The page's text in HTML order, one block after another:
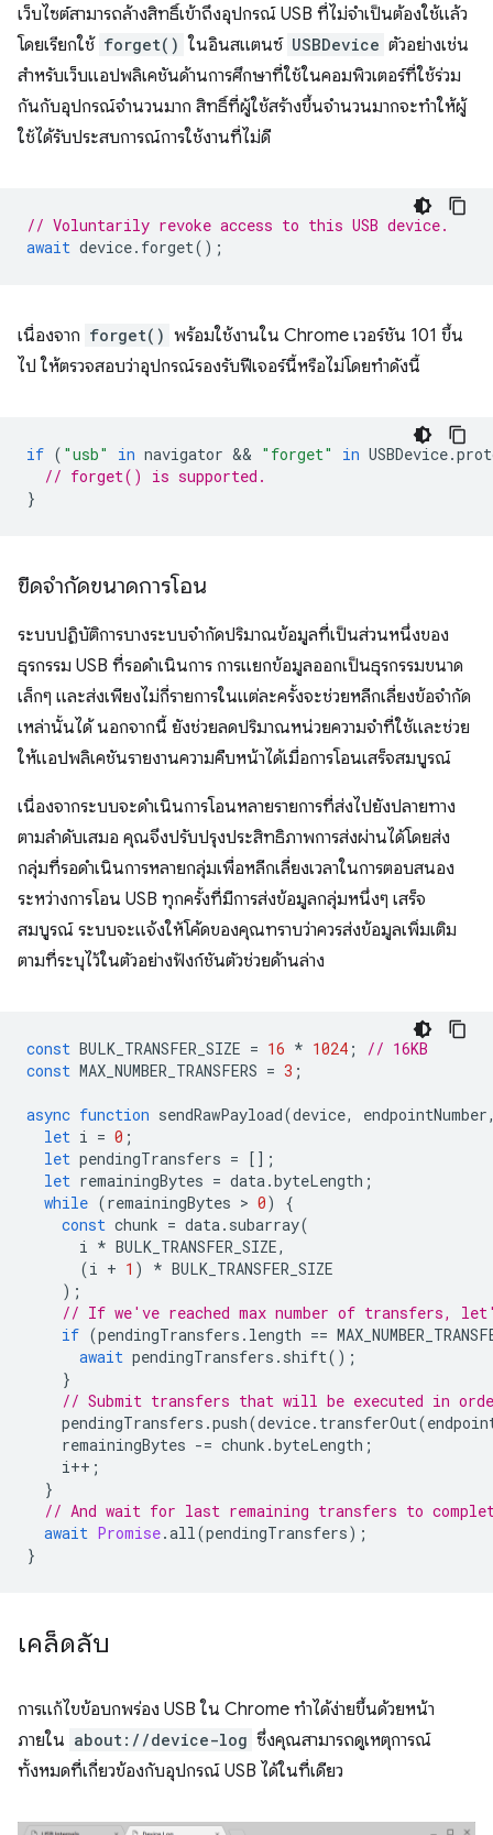
เว็บไซต์สามารถล้างสิทธิ์เข้าถึงอุปกรณ์ USB ที่ไม่จำเป็นต้องใช้แล้ว
โดยเรียกใช้ forget() ในอินสแตนซ์ USBDevice ตัวอย่างเช่น
สําหรับเว็บแอปพลิเคชันด้านการศึกษาที่ใช้ในคอมพิวเตอร์ที่ใช้ร่วม
กันกับอุปกรณ์จํานวนมาก สิทธิ์ที่ผู้ใช้สร้างขึ้นจํานวนมากจะทําให้ผู้
ใช้ได้รับประสบการณ์การใช้งานที่ไม่ดี
// Voluntarily revoke access to this USB device.
await device. forget();
เนื่องจาก forget() พร้อมใช้งานใน Chrome เวอร์ชัน 101 ขึ้น
ไป ให้ตรวจสอบว่าอุปกรณ์รองรับฟีเจอร์นี้หรือไม่โดยทำดังนี้
if ( "usb" in navigator && "forget" in USBDevice.
// forget() is supported.
}
ขีดจำกัดขนาดการโอน
ระบบปฏิบัติการบางระบบจำกัดปริมาณข้อมูลที่เป็นส่วนหนึ่งของ
ธุรกรรม USB ที่รอดำเนินการ การแยกข้อมูลออกเป็นธุรกรรมขนาด
เล็กๆ และส่งเพียงไม่กี่รายการในแต่ละครั้งจะช่วยหลีกเลี่ยงข้อจำกัด
เหล่านั้นได้ นอกจากนี้ ยังช่วยลดปริมาณหน่วยความจําที่ใช้และช่วย
ให้แอปพลิเคชันรายงานความคืบหน้าได้เมื่อการโอนเสร็จสมบูรณ์
เนื่องจากระบบจะดำเนินการโอนหลายรายการที่ส่งไปยังปลายทาง
ตามลำดับเสมอ คุณจึงปรับปรุงประสิทธิภาพการส่งผ่านได้โดยส่ง
กลุ่มที่รอดำเนินการหลายกลุ่มเพื่อหลีกเลี่ยงเวลาในการตอบสนอง
ระหว่างการโอน USB ทุกครั้งที่มีการส่งข้อมูลกลุ่มหนึ่งๆ เสร็จ
สมบูรณ์ ระบบจะแจ้งให้โค้ดของคุณทราบว่าควรส่งข้อมูลเพิ่มเติม
ตามที่ระบุไว้ในตัวอย่างฟังก์ชันตัวช่วยด้านล่าง
const BULK_TRANSFER_SIZE = 16 * 1024 ;
// 16KB
const MAX_NUMBER_TRANSFERS = 3 ;
async function sendRawPayload(device, endpointNumber
let i = 0 ;
let pendingTransfers = [];
let remainingBytes = data.byteLength ;
while (remainingBytes > 0)
{
const chunk = data. subarray(
i * BULK_TRANSFER_SIZE,
(i + 1 ) * BULK_TRANSFER_SIZE
);
// If we've reached max number of transfers,
if (pendingTransfers . length ==
await pendingTransfers . shift();
}
// Submit transfers that will be executed in
pendingTransfers .push(device. transferOut(
remainingBytes -= chunk .byteLength ;
i++ ;
}
// And wait for last remaining transfers to
await Promise.all(pendingTransfers);
}
เคล็ดลับ
การแก้ไขข้อบกพร่อง USB ใน Chrome ทำได้ง่ายขึ้นด้วยหน้า
ภายใน about://device-log ซึ่งคุณสามารถดูเหตุการณ์
ทั้งหมดที่เกี่ยวข้องกับอุปกรณ์ USB ได้ในที่เดียว